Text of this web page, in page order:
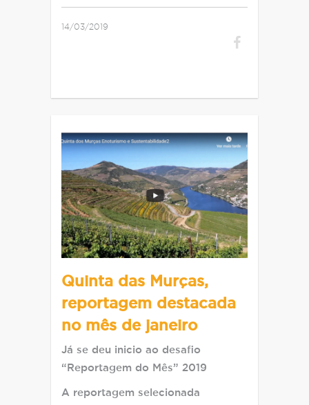
14/03/2019
Quinta das Murças,
reportagem destacada
no mês de janeiro
Já se deu inicio ao desafio
“Reportagem do Mês” 2019
A reportagem selecionada